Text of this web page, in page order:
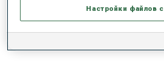
ДАННЫХ НЕТ
Настройки файлов